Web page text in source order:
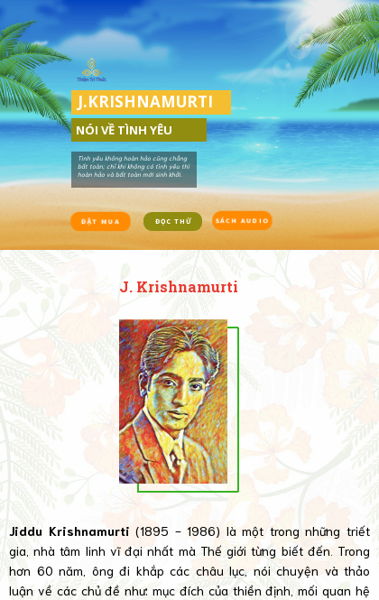
ĐẶT MUA
J.KRISHNAMURTI
Tình yêu không hoàn hảo cũng chẳng
bất toàn; chỉ khi không có tình yêu thì
hoàn hảo và bất toàn mới sinh khởi.
NÓI VỀ TÌNH YÊU
ĐỌC THỬ SÁCH AUDIO
Jiddu Krishnamurti (1895 - 1986) là một trong những triết
gia, nhà tâm linh vĩ đại nhất mà Thế giới từng biết đến. Trong
hơn 60 năm, ông đi khắp các châu lục, nói chuyện và thảo
luận về các chủ đề như: mục đích của thiền định, mối quan hệ
J. Krishnamurti